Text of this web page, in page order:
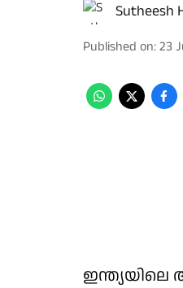
Sutheesh
Published on:23